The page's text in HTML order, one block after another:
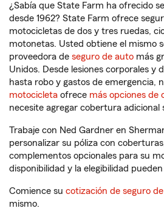
¿Sabía que State Farm ha ofrecido
desde 1962? State Farm ofrece
motocicletas de dos y tres ruedas,
motonetas. Usted obtiene el mismo
proveedora de seguro de auto más
Unidos. Desde lesiones corporales y
hasta robo y gastos de emergencia,
motocicleta ofrece más opciones de
necesite agregar cobertura adicional
Trabaje con Ned Gardner en
personalizar su póliza con
complementos opcionales para su
disponibilidad y la elegibilidad
Comience su cotización de seguro
mismo.